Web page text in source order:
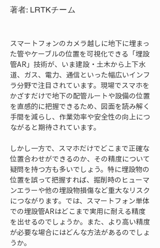
著者: LRTKチーム
スマートフォンのカメラ越しに地下に埋まっ
た管やケーブルの位置を可視化できる「埋設
管AR」技術が、いま建設・土木から上下水
道、ガス、電力、通信といった幅広いインフ
ラ分野で注目されています。現場でスマホを
かざすだけで地下の配管ルートや設備の位置
を直感的に把握できるため、図面を読み解く
手間を減らし、作業効率や安全性の向上につ
ながると期待されています。
しかし一方で、スマホだけでどこまで正確な
位置合わせができるのか、その精度について
疑問を持つ方も多いでしょう。特に埋設物の
位置を誤って把握すれば、掘削時のヒューマ
ンエラーや他の埋設物損傷など重大なリスク
につながります。では、スマートフォン単体
での埋設管ARはどこまで実用に耐える精度
を出せるのでしょうか。また、より高い精度
が必要な場合にはどんな方法があるのでしょ
うか。